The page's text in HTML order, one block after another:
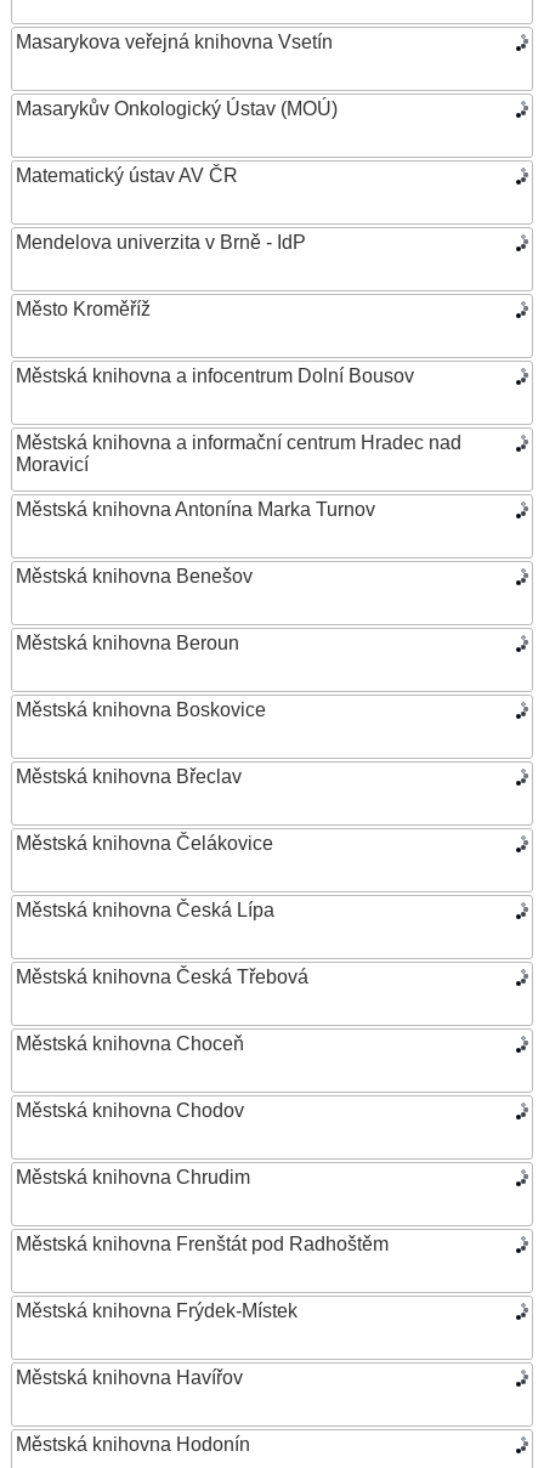
Masarykova veřejná knihovna Vsetín
Masarykův Onkologický Ústav (MOÚ)
Matematický ústav AV ČR
Mendelova univerzita v Brně - IdP
Město Kroměříž
Městská knihovna a infocentrum Dolní Bousov
Městská knihovna a informační centrum Hradec nad
Moravicí
Městská knihovna Antonína Marka Turnov
Městská knihovna Benešov
Městská knihovna Beroun
Městská knihovna Boskovice
Městská knihovna Břeclav
Městská knihovna Čelákovice
Městská knihovna Česká Lípa
Městská knihovna Česká Třebová
Městská knihovna Choceň
Městská knihovna Chodov
Městská knihovna Chrudim
Městská knihovna Frenštát pod Radhoštěm
Městská knihovna Frýdek-Místek
Městská knihovna Havířov
Městská knihovna Hodonín